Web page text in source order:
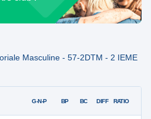
Masculine - 57-2DTM - 2 IEME
G-N-P BP BC DIFF RATIO